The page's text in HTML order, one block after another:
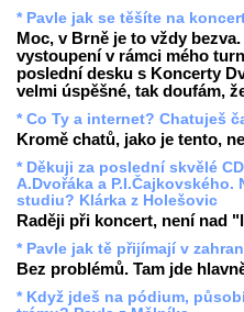
* Pavle jak se těšíte na
Moc, v Brně je to vždy
vystoupení v rámci mého
poslední desku s Koncerty
velmi úspěšné, tak doufám,
* Co Ty a internet? Chatuješ
Kromě chatů, jako je tento,
* Děkuji za poslední skvělé
A.Dvořáka a
studiu? Klárka z Holešovic
Raději při koncert, není nad
* Pavle jak tě přijímají v
Bez problémů. Tam jde
* Když jdeš na pódium,